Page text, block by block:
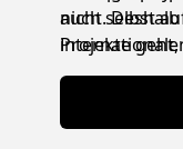
nicht.
auch selbst
Projekte
ausgetauscht